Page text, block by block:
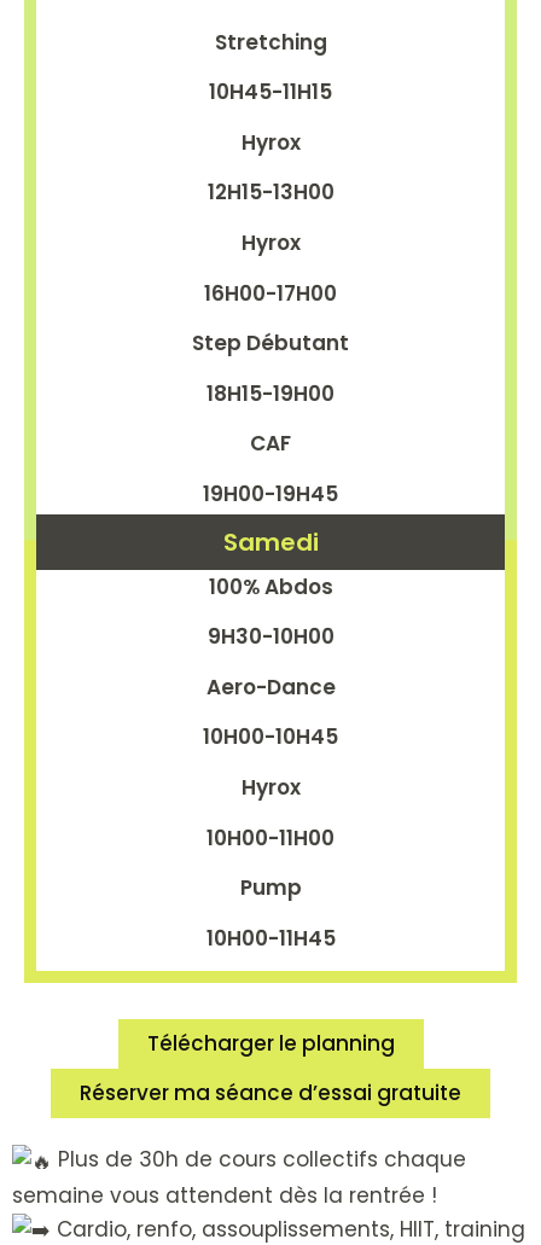
Stretching
10H45-11H15
Hyrox
12H15-13H00
Hyrox
16H00-17H00
Step Débutant
18H15-19H00
CAF
19H00-19H45
Samedi
100% Abdos
9H30-10H00
Aero-Dance
10H00-10H45
Hyrox
10H00-11H00
Pump
10H00-11H45
Télécharger le planning
Réserver ma séance d’essai gratuite
Plus de 30h de cours collectifs chaque
semaine vous attendent dès la rentrée !
Cardio, renfo, assouplissements, HIIT, training